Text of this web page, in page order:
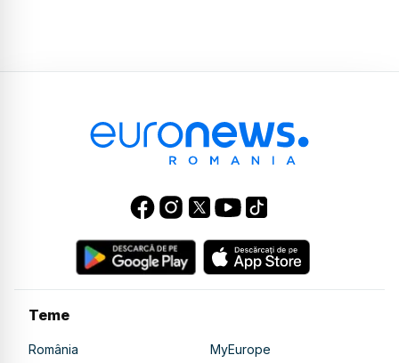
Teme
România
MyEurope